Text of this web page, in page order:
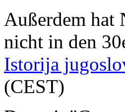
Außerdem hat
nicht in den
Istorija
(CEST)